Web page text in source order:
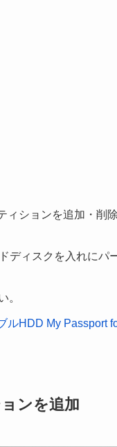
ションを追加・削
ディスクを入れにパ
。
ルHDD My Passport
ンを追加